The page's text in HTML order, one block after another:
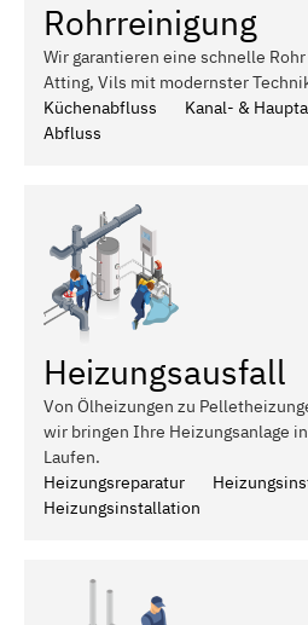
Rohrreinigung
Wir garantieren eine schnelle
Atting, Vils mit modernster
Küchenabfluss
Kanal- &
Abfluss
Heizungsausfall
Von Ölheizungen zu
wir bringen Ihre Heizungsanlage
Laufen.
Heizungsreparatur
Heizungsinstallation